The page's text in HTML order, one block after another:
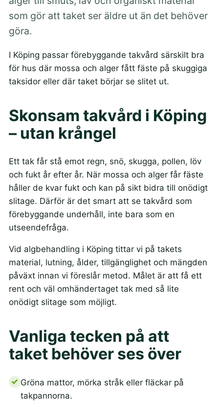
som gör att taket ser äldre ut än det behöver
göra.
I Köping passar förebyggande takvård särskilt bra
för hus där mossa och alger fått fäste på skuggiga
taksidor eller där taket börjar se slitet ut.
Skonsam takvård i Köping
– utan krångel
Ett tak får stå emot regn, snö, skugga, pollen, löv
och fukt år efter år. När mossa och alger får fäste
håller de kvar fukt och kan på sikt bidra till onödigt
slitage. Därför är det smart att se takvård som
förebyggande underhåll, inte bara som en
utseendefråga.
Vid algbehandling i Köping tittar vi på takets
material, lutning, ålder, tillgänglighet och mängden
påväxt innan vi föreslår metod. Målet är att få ett
rent och väl omhändertaget tak med så lite
onödigt slitage som möjligt.
Vanliga tecken på att
taket behöver ses över
Gröna mattor, mörka stråk eller fläckar på
takpannorna.